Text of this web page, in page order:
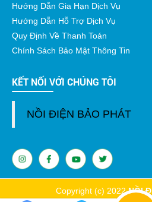
Hướng Dẫn Gia Hạn Dịch Vụ
Hướng Dẫn Hỗ Trợ Dịch Vụ
Quy Định Về Thanh Toán
Chính Sách Bảo Mật Thông Tin
KẾT NỐI VỚI CHÚNG TÔI
NỒI ĐIỆN BẢO PHÁT
Copyright (c) 2022NỒI